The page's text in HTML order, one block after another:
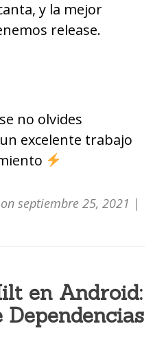
y la mejor
release.
no olvides
excelente trabajo
on septiembre 25, 2021 |
en Android: